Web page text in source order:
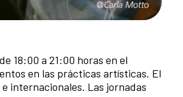
de 18:00 a 21:00 horas en el
en las prácticas artísticas. El
internacionales. Las jornadas